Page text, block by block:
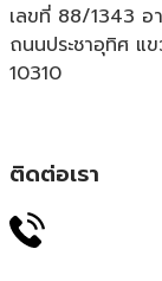
เลขที่ 88/1343 อ
ถนนประชาอุทิศ แ
10310
ติดต่อเรา